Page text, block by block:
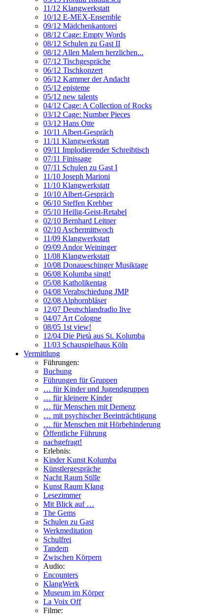
11/12 Klangwerkstatt
10/12 E-MEX-Ensemble
09/12 Mädchenkantorei
08/12 Cage: Empty Words
08/12 Schulen zu Gast II
08/12 Allen Malern herzlichen...
07/12 Tischgespräche
06/12 Tischkonzert
06/12 Kammer der Andacht
05/12 episteme
05/12 new talents
04/12 Cage: A Collection of Rocks
03/12 Cage: Number Pieces
03/12 Hans Otte
10/11 Albert-Gespräch
11/11 Klangwerkstatt
09/11 Implodierender Schreibtisch
07/11 Finissage
07/11 Schulen zu Gast I
11/10 Joseph Marioni
11/10 Klangwerkstatt
10/10 Albert-Gespräch
06/10 Steffen Krebber
05/10 Heilig-Geist-Retabel
02/10 Bernhard Leitner
02/10 Aschermittwoch
11/09 Klangwerkstatt
09/09 Andor Weininger
11/08 Klangwerkstatt
10/08 Donaueschinger Musiktage
06/08 Kolumba singt!
05/08 Katholikentag
04/08 Verabschiedung JMP
02/08 Alphornbläser
12/07 Deutschlandradio live
04/07 Art Cologne
08/05 1st view!
12/04 Die Pietà aus St. Kolumba
11/03 Schauspielhaus Köln
Vermittlung
Führungen:
Buchung
Führungen für Gruppen
… für Kinder und Jugendgruppen
… für kleinere Kinder
… für Menschen mit Demenz
… mit psychischer Beeinträchtigung
… für Menschen mit Hörbehinderung
Öffentliche Führung
nachgefragt!
Erlebnis:
Kinder Kunst Kolumba
Künstlergespräche
Nacht Raum Stille
Kunst Raum Klang
Lesezimmer
Mit Blick auf …
The Gems
Schulen zu Gast
Werkmeditation
Schulfrei
Tandem
Zwischen Körpern
Audio:
Encounters
KlangWerk
Museum im Körper
La Voix Off
Filme: